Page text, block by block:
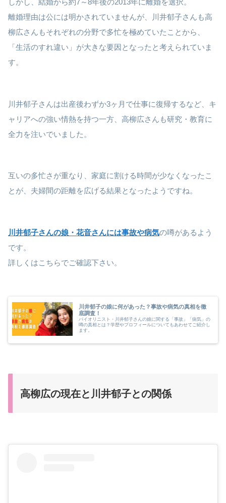
しかし、結婚から約7～8年後の2013年に離婚を選択。
離婚理由は公には明かされていませんが、川井郁子さんも高
柳広さんもそれぞれの分野で多忙を極めていたことから、
「生活のすれ違い」が大きな要因となったと考えられていま
す。
川井郁子さんは出産後わずか3ヶ月で仕事に復帰するなど、キ
ャリアへの強い情熱を持つ一方、高柳広さんも研究・教育に
全力を注いでいました。
互いの多忙さが重なり、家庭に割ける時間が少なくなったこ
とが、夫婦間の距離を広げる結果となったようですね。
川井郁子さんの娘・花音さんには事故や病気の噂があるよう
です。
詳しくはこちらでご確認下さい。
川井郁子の娘に何があった？事故や病気の真相を徹
底調査！
バイオリニスト・川井郁子さんの娘に関する「事故」「病気」の
噂の真相とは？学歴やプロフィールについてもあわせてご紹介し
ます。
高柳広の現在と川井郁子との関係